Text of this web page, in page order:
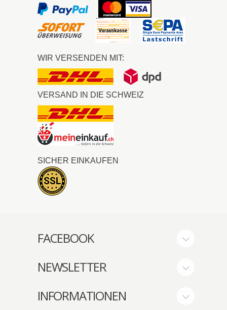
WIR VERSENDEN MIT:
VERSAND IN DIE SCHWEIZ
SICHER EINKAUFEN
FACEBOOK
NEWSLETTER
INFORMATIONEN